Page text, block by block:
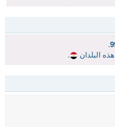
.
البلدان
.